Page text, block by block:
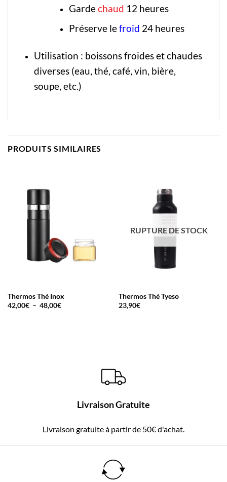
Gardechaud 12 heures
Préserve lefroid 24 heures
Utilisation : boissons froides et chaudes
diverses (eau, thé, café, vin, bière,
soupe, etc.)
PRODUITS SIMILAIRES
Thermos Thé Inox
42,00€ – 48,00€Plage
RUPTURE DE STOCK
Thermos Thé Tyeso
23,90€
Livraison Gratuite
Livraison gratuite à partir de 50€ d'achat.